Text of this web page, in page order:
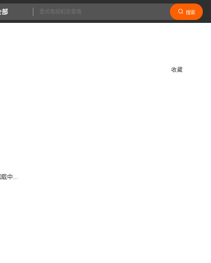
部 搜索
载中...
收藏